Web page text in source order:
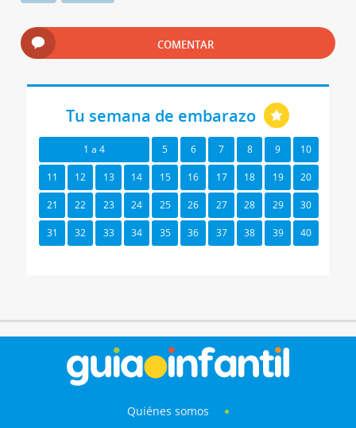
COMENTAR
Tu semana de embarazo
1 a 4 5 6 7 8 9 10
11 12 13 14 15 16 17 18 19 20
21 22 23 24 25 26 27 28 29 30
31 32 33 34 35 36 37 38 39 40
Quiénes somos